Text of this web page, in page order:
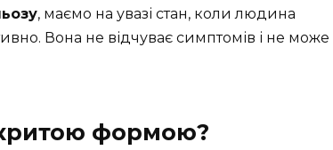
, маємо на увазі стан, коли людина
Вона не відчуває симптомів і не може
формою?